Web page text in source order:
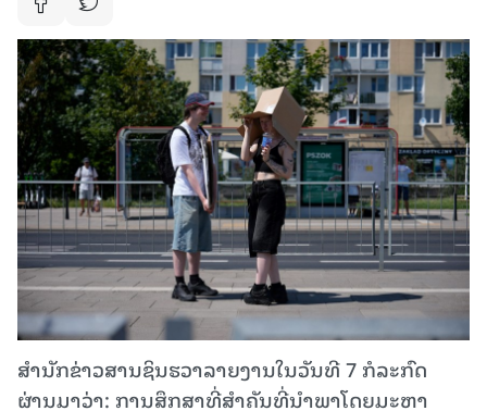
ສຳນັກຂ່າວສານຊິນຮວາລາຍງານໃນວັນທີ 7 ກໍລະກົດ
ຜ່ານມາວ່າ: ການສຶກສາທີ່ສຳຄັນທີ່ນຳພາໂດຍມະຫາ